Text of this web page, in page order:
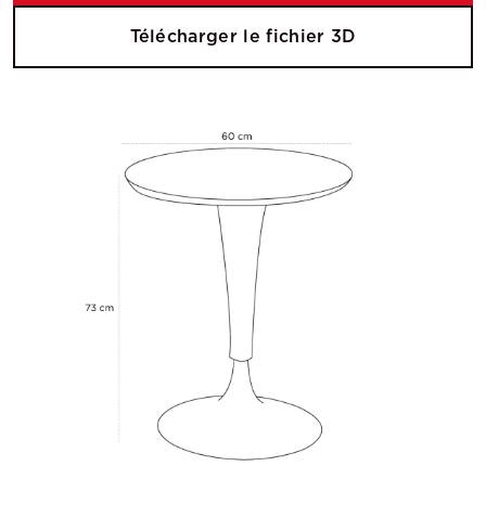
Télécharger le fichier 3D